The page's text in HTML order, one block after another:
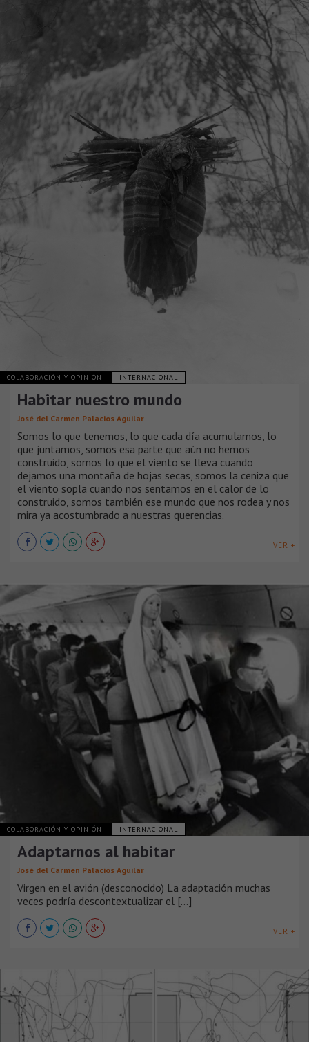
COLABORACIÓN Y OPINIÓN INTERNACIONAL
Habitar nuestro mundo
José del Carmen Palacios Aguilar
Somos lo que tenemos, lo que cada día acumulamos, lo
que juntamos, somos esa parte que aún no hemos
construido, somos lo que el viento se lleva cuando
dejamos una montaña de hojas secas, somos la ceniza que
el viento sopla cuando nos sentamos en el calor de lo
construido, somos también ese mundo que nos rodea y nos
mira ya acostumbrado a nuestras querencias.
VER +
COLABORACIÓN Y OPINIÓN INTERNACIONAL
Adaptarnos al habitar
José del Carmen Palacios Aguilar
Virgen en el avión (desconocido) La adaptación muchas
veces podría descontextualizar el [...]
VER +